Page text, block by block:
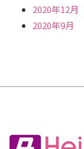
2020年12月
2020年9月